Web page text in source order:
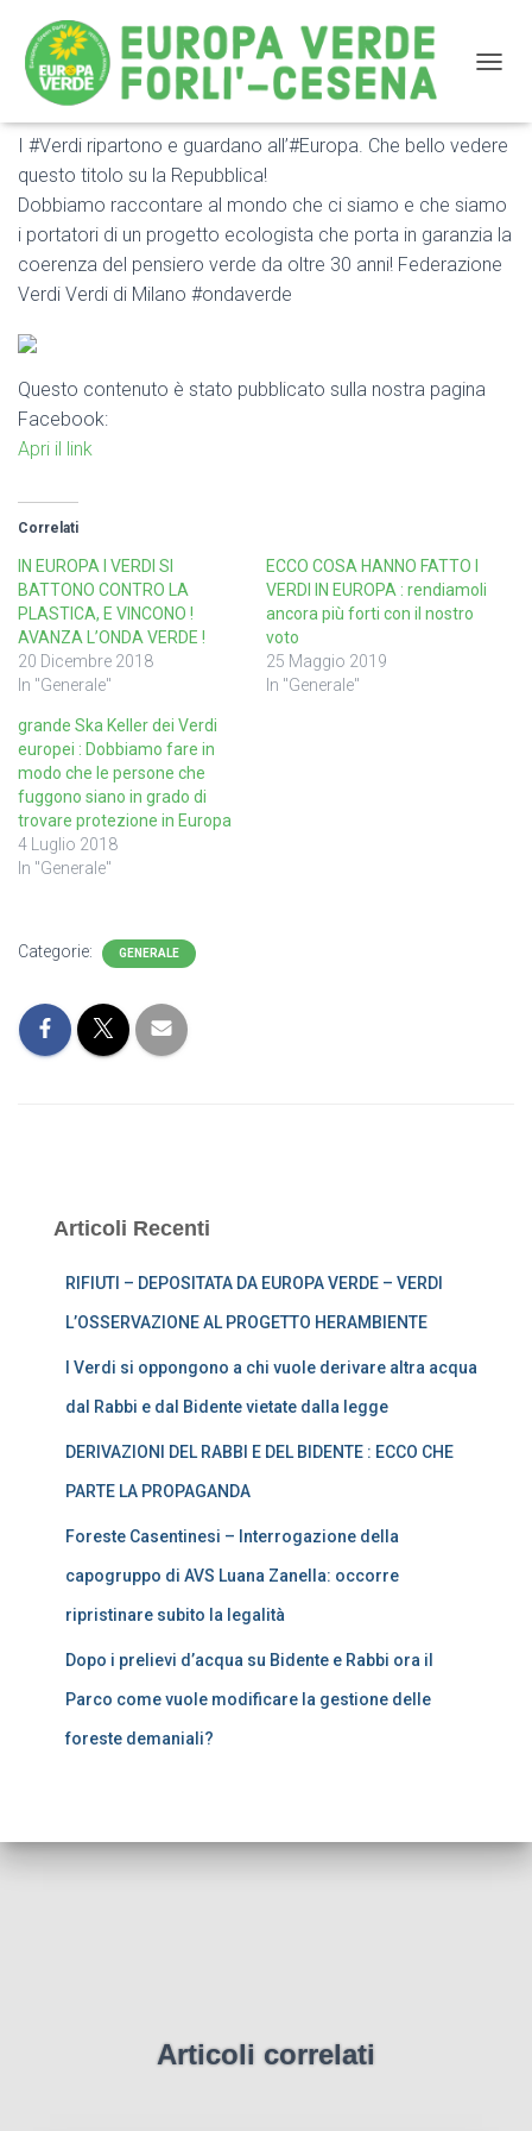
I #Verdi ripartono e guardano all’#Europa
I #Verdi ripartono e guardano all’#Europa. Che bello vedere
questo titolo su la Repubblica!
Dobbiamo raccontare al mondo che ci siamo e che siamo
i portatori di un progetto ecologista che porta in garanzia la
coerenza del pensiero verde da oltre 30 anni! Federazione
Verdi Verdi di Milano #ondaverde
Questo contenuto è stato pubblicato sulla nostra pagina
Facebook:
Apri il link
Correlati
IN EUROPA I VERDI SI
BATTONO CONTRO LA
PLASTICA, E VINCONO !
AVANZA L’ONDA VERDE !
20 Dicembre 2018
In "Generale"
ECCO COSA HANNO FATTO I
VERDI IN EUROPA : rendiamoli
ancora più forti con il nostro
voto
25 Maggio 2019
In "Generale"
grande Ska Keller dei Verdi
europei : Dobbiamo fare in
modo che le persone che
fuggono siano in grado di
trovare protezione in Europa
4 Luglio 2018
In "Generale"
Categorie: GENERALE
Articoli Recenti
RIFIUTI – DEPOSITATA DA EUROPA VERDE – VERDI
L’OSSERVAZIONE AL PROGETTO HERAMBIENTE
I Verdi si oppongono a chi vuole derivare altra acqua
dal Rabbi e dal Bidente vietate dalla legge
DERIVAZIONI DEL RABBI E DEL BIDENTE : ECCO CHE
PARTE LA PROPAGANDA
Foreste Casentinesi – Interrogazione della
capogruppo di AVS Luana Zanella: occorre
ripristinare subito la legalità
Dopo i prelievi d’acqua su Bidente e Rabbi ora il
Parco come vuole modificare la gestione delle
foreste demaniali?
Articoli correlati